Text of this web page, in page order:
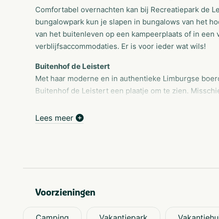
Comfortabel overnachten kan bij Recreatiepark de
bungalowpark kun je slapen in bungalows van het
van het buitenleven op een kampeerplaats of in
verblijfsaccommodaties. Er is voor ieder wat wils!
Buitenhof de Leistert
Met haar moderne en in authentieke Limburgse
Buitenhof de Leistert een plaatje om te zien.
Met de titel ANWB Topcamping behoort het park tot
kids duurt het allemaal nét iets te lang. Bij
maar ook hoe snel je eet. Kortom: you own the grill!
Lees meer
Voorzieningen